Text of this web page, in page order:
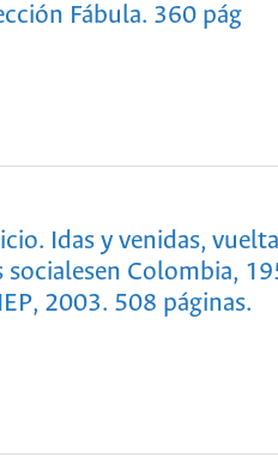
Fábula. 360 pág
Idas y venidas,
socialesen Colombia,
2003. 508 páginas.